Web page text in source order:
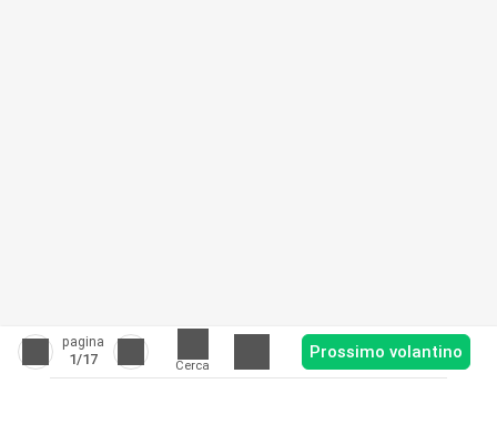
pagina
1/17 Cerca
Prossimo volantino